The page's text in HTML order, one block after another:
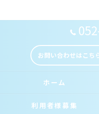
お問い合わせはこち
ホーム
利用者様募集